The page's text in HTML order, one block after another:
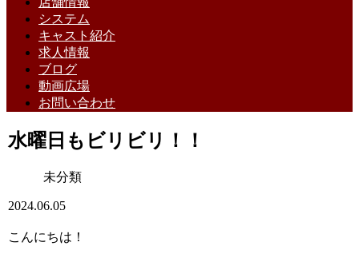
システム
キャスト紹介
求人情報
ブログ
動画広場
お問い合わせ
水曜日もビリビリ！！
未分類
2024.06.05
こんにちは！